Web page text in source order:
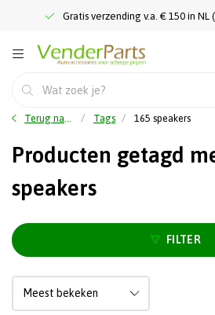
Gratis verzending v.a. € 150 in NL
Terug naar home Tags 165 speakers
Producten getagd
speakers
FILTER